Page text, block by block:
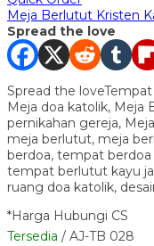
Meja Berlutut Kristen
Spread the love
Spread the
Meja doa katolik,
pernikahan gereja,
meja berlutut, meja
berdoa, tempat
tempat berlutut kayu
ruang doa katolik,
*Harga Hubungi CS
Tersedia / AJ-TB 028